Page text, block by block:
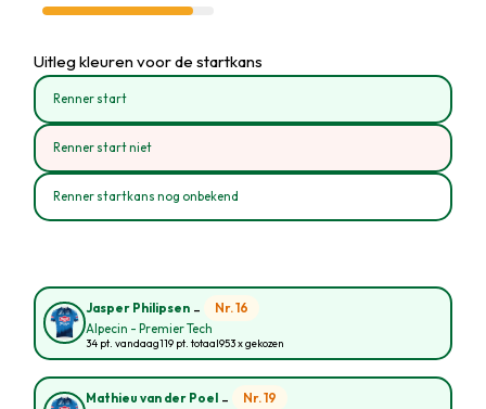
Uitleg kleuren voor de startkans
Renner start
Renner start niet
Renner startkans nog onbekend
Jasper Philipsen - Nr. 16
Alpecin - Premier Tech
34 pt. vandaag119 pt. totaal953 x gekozen
Mathieu van der Poel - Nr. 19